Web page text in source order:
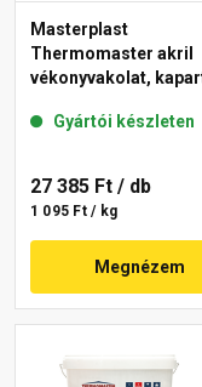
Masterplast
Thermomaster akril
vékonyvakolat,
Gyártói készleten
27 385 Ft / db
1 095 Ft / kg
Megnézem